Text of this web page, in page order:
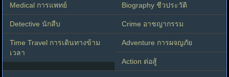
Medical การแพทย์ Biography ชีวประวัติ
Detective นักสืบ Crime อาชญากรรม
Time Travel การเดินทางข้าม
เวลา
Adventure การผจญภัย
Action ต่อสู้